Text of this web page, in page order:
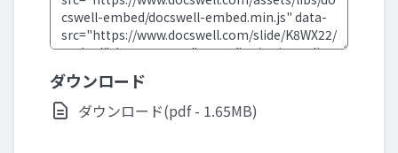
ダウンロード
ダウンロード(pdf - 1.65MB)